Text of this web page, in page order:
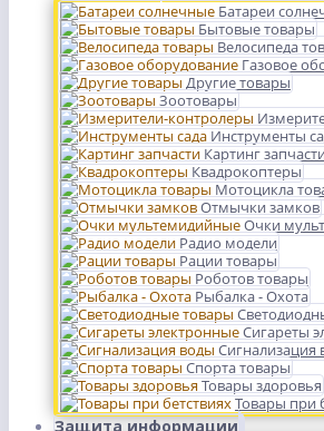
Батареи
Бытовые товары
Велосипеда
Газовое
Другие товары
Зоотовары
Инструменты
Картинг
Квадрокоптеры
Мотоцикла
Отмычки замков
Очки
Радио модели
Рации товары
Роботов товары
Рыбалка - Охота
Сигареты
Сигнализация
Спорта товары
Товары здоровья
Товары при
Защита информации